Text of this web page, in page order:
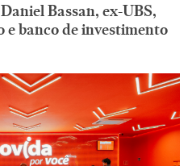
Bassan, ex-UBS,
e banco de investimento